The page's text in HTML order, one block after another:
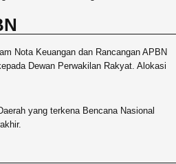
Nota Keuangan dan Rancangan APBN
Dewan Perwakilan Rakyat. Alokasi
yang terkena Bencana Nasional